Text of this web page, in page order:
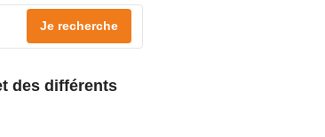
Je recherche
des différents